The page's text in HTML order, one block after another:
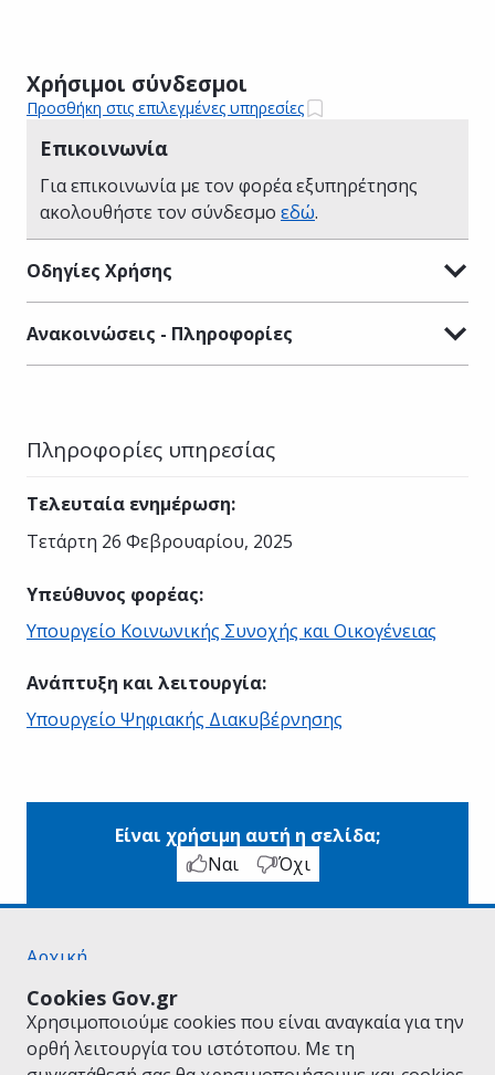
Cookies Gov.gr
Χρησιμοποιούμε cookies που είναι αναγκαία για την
ορθή λειτουργία του ιστότοπου. Με τη
Χρήσιμοι σύνδεσμοι
Προσθήκη στις επιλεγμένες υπηρεσίες
Επικοινωνία
Για επικοινωνία με τον φορέα εξυπηρέτησης
ακολουθήστε τον σύνδεσμο εδώ.
Οδηγίες Χρήσης
Ανακοινώσεις - Πληροφορίες
Πληροφορίες υπηρεσίας
Τελευταία ενημέρωση:
Τετάρτη 26 Φεβρουαρίου, 2025
Υπεύθυνος φορέας:
Υπουργείο Κοινωνικής Συνοχής και Οικογένειας
Ανάπτυξη και λειτουργία:
Υπουργείο Ψηφιακής Διακυβέρνησης
Είναι χρήσιμη αυτή η σελίδα;
Ναι
Όχι
Αρχική
Όροι Χρήσης
Πολιτική Απορρήτου
Δήλωση προσβασιμότητας